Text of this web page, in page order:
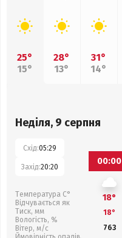
25°
15°
28°
13°
31°
14°
Неділя, 9 серпня
Схід:05:29
Захід:20:20
Температура С°
Відчувається як
Тиск, мм
Вологість, %
Вітер, м/с
00:00
18°
18°
763